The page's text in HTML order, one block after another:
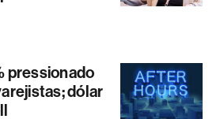
pressionado
dólar